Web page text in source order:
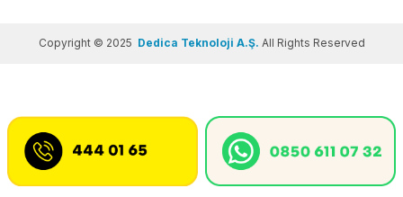
Copyright © 2025 Dedica Teknoloji A.Ş. All Rights Reserved